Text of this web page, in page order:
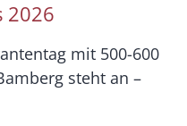
2026
mit 500-600
steht an –